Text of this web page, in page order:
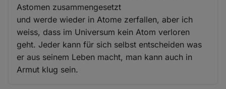
Astomen zusammengesetzt
und werde wieder in Atome zerfallen, aber ich
weiss, dass im Universum kein Atom verloren
geht. Jeder kann für sich selbst entscheiden was
er aus seinem Leben macht, man kann auch in
Armut klug sein.